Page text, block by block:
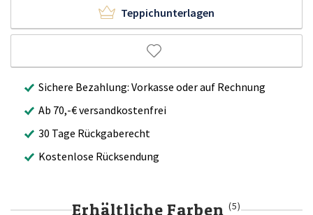
Teppichunterlagen
Sichere Bezahlung: Vorkasse oder auf Rechnung
Ab 70,-€ versandkostenfrei
30 Tage Rückgaberecht
Kostenlose Rücksendung
Erhältliche Farben(5)